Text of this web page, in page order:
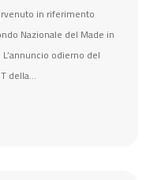
in riferimento
Nazionale del Made in
odierno del
della...